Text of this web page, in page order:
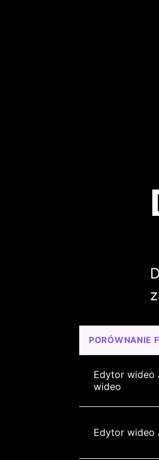
PORÓWNANIE
Edytor wideo
wideo
Edytor wideo